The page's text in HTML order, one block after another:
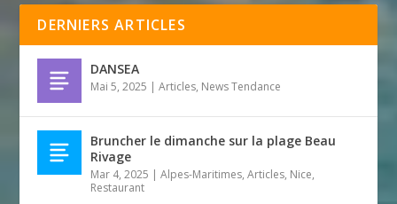
DERNIERS ARTICLES
DANSEA
Mai 5, 2025 |Articles, News Tendance
Bruncher le dimanche sur la plage Beau
Rivage
Mar 4, 2025 |Alpes-Maritimes,Articles, Nice,
Restaurant